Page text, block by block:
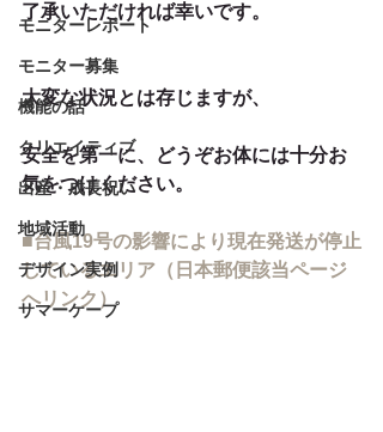
モニターレポート
モニター募集
機能の話
クリエイティブ
出産・成長祝い
地域活動
デザイン実例
サマーケープ
了承いただければ幸いです。
大変な状況とは存じますが、
安全を第一に、どうぞお体には十分お
気をつけください。
■台風19号の影響により現在発送が停止
しているエリア（日本郵便該当ページ
へリンク）